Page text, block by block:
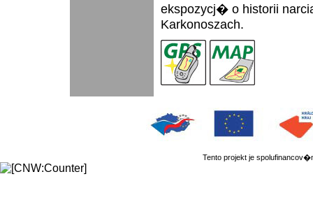
ekspozycj� o historii
Karkonoszach.
Tento projekt je